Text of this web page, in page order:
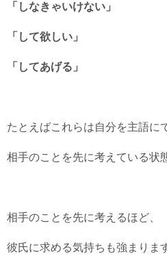
「しなきゃいけない」
「して欲しい」
「してあげる」
たとえばこれらは自分を主語に
相手のことを先に考えている状
相手のことを先に考えるほど、
彼氏に求める気持ちも強まりま